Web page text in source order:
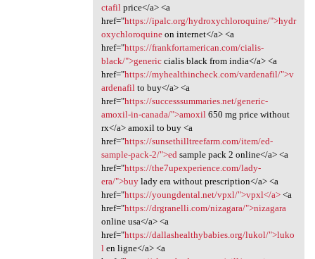
ctafil price</a> <a
href="https://ipalc.org/hydroxychloroquine/">hydr
oxychloroquineon internet</a> <a
href="https://frankfortamerican.com/cialis-
black/">genericcialis black from india</a> <a
href="https://myhealthincheck.com/vardenafil/">v
ardenafil to buy</a> <a
href="https://successsummaries.net/generic-
amoxil-in-canada/">amoxil 650 mg price without
rx</a> amoxil to buy <a
href="https://sunsethilltreefarm.com/item/ed-
sample-pack-2/">ed sample pack 2 online</a> <a
href="https://the7upexperience.com/lady-
era/">buylady era without prescription</a> <a
href="https://youngdental.net/vpxl/">vpxl</a><a
href="https://drgranelli.com/nizagara/">nizagara
online usa</a> <a
href="https://dallashealthybabies.org/lukol/">luko
l en ligne</a> <a